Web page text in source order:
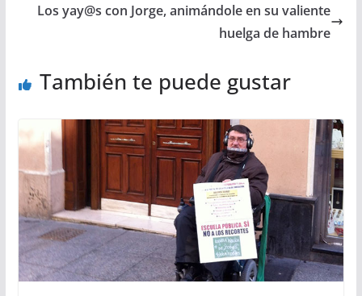
Los yay@s con Jorge, animándole en su valiente
huelga de hambre
También te puede gustar